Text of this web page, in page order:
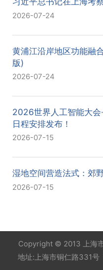
2026-07-24
黄浦江沿岸地区功能融
版)
2026-07-24
2026世界人工智能大会
日程安排发布！
2026-07-15
湿地空间营造法式：郊
2026-07-15
Copyright © 2013 上海
地址:上海市铜仁路331号